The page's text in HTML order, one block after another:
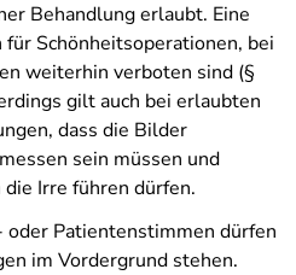
Behandlung erlaubt. Eine
Schönheitsoperationen, bei
weiterhin verboten sind (§
gilt auch bei erlaubten
dass die Bilder
sein müssen und
Irre führen dürfen.
Patientenstimmen dürfen
im Vordergrund stehen.